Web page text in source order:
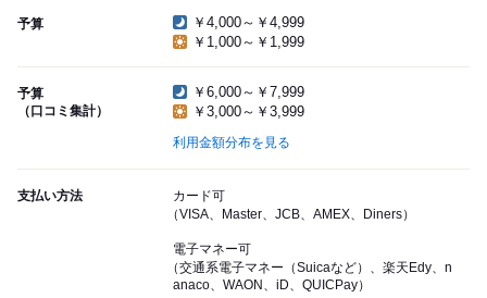
予算
￥4,000～￥4,999
￥1,000～￥1,999
予算
（口コミ集計）
￥6,000～￥7,999
￥3,000～￥3,999
利用金額分布を見る
支払い方法
カード可
（VISA、Master、JCB、AMEX、Diners）
電子マネー可
（交通系電子マネー（Suicaなど）、楽天Edy、n
anaco、WAON、iD、QUICPay）